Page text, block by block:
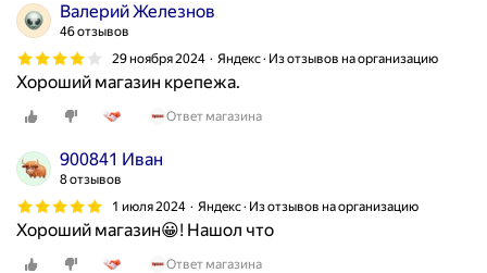
Валерий Железнов
46 отзывов
29 ноября 2024
Яндекс · Из отзывов на организацию
Хороший магазин крепежа.
Ответ магазина
900841 Иван
8 отзывов
1 июля 2024
Яндекс · Из отзывов на организацию
Хороший магазин😀! Нашол что
Ответ магазина